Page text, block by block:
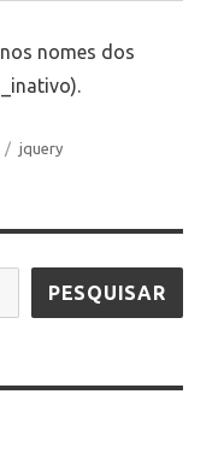
nos nomes dos
Tags
jquery
PESQUISAR